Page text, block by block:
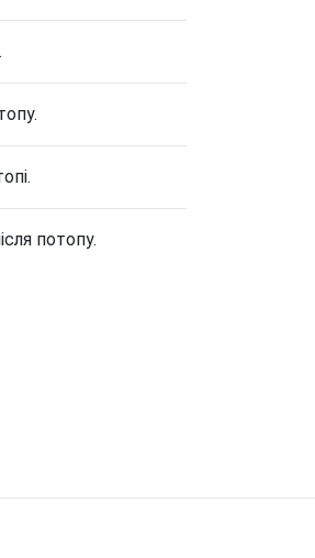
потопу.